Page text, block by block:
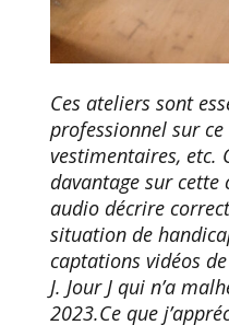
Ces ateliers sont
professionnel sur ce
vestimentaires, etc.
davantage sur cette
audio décrire
situation de
captations vidéos
J. Jour J qui n’a
2023.Ce que